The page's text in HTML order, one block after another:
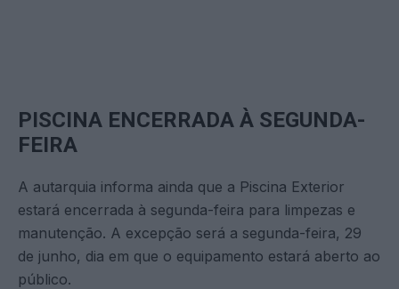
PISCINA ENCERRADA À SEGUNDA-
FEIRA
A autarquia informa ainda que a Piscina Exterior
estará encerrada à segunda-feira para limpezas e
manutenção. A excepção será a segunda-feira, 29
de junho, dia em que o equipamento estará aberto ao
público.